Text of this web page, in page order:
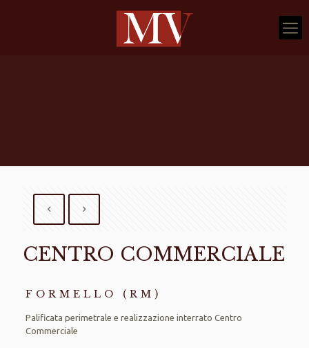
CENTRO COMMERCIALE
FORMELLO (RM)
Palificata perimetrale e realizzazione interrato Centro
Commerciale